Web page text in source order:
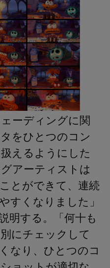
ーディングに関
をひとつのコン
えるようにした
アーティストは
とができて、連続
すくなりました」
明する。「何十も
にチェックして
なり、ひとつのコ